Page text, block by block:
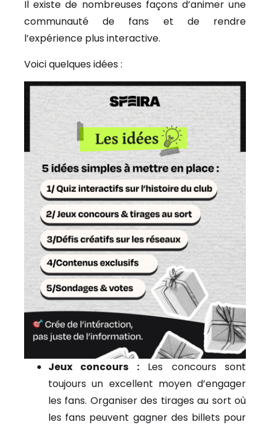
Il existe de nombreuses façons d’animer une
communauté de fans et de rendre
l’expérience plus interactive.
Voici quelques idées :
Jeux concours :Les concours sont
toujours un excellent moyen d’engager
les fans. Organiser des tirages au sort où
les fans peuvent gagner des billets pour